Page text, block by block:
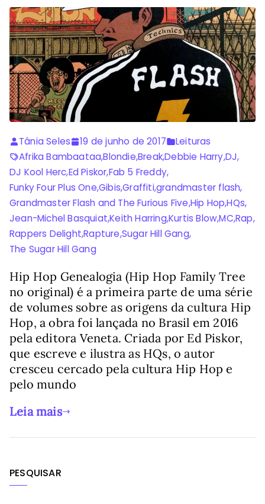
Tânia Seles 19 de junho de 2017
Leituras
Afrika Bambaataa,Blondie,Break,Debbie Harry,DJ,
DJ Kool Herc,Ed Piskor,Fab 5 Freddy,
Funky Four Plus One,Gibis,Graffiti,grandmaster flash,
Grandmaster Flash and The Furious Five,Hip Hop,HQs,
Jean-Michel Basquiat,Keith Harring,Kurtis Blow,MC,Rap,
Rappers Delight,Rapture,Sugar Hill Gang,
The Sugar Hill Gang
Hip Hop Genealogia (Hip Hop Family Tree
no original) é a primeira parte de uma série
de volumes sobre as origens da cultura Hip
Hop, a obra foi lançada no Brasil em 2016
pela editora Veneta. Criada por Ed Piskor,
que escreve e ilustra as HQs, o autor
cresceu cercado pela cultura Hip Hop e
pelo mundo
Leia mais
PESQUISAR